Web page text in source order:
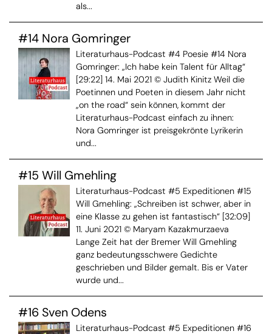
als...
#14 Nora Gomringer
Literaturhaus-Podcast #4 Poesie #14 Nora
Gomringer: „Ich habe kein Talent für Alltag“
[29:22] 14. Mai 2021 © Judith Kinitz Weil die
Poetinnen und Poeten in diesem Jahr nicht
„on the road“ sein können, kommt der
Literaturhaus-Podcast einfach zu ihnen:
Nora Gomringer ist preisgekrönte Lyrikerin
und...
#15 Will Gmehling
Literaturhaus-Podcast #5 Expeditionen #15
Will Gmehling: „Schreiben ist schwer, aber in
eine Klasse zu gehen ist fantastisch“ [32:09]
11. Juni 2021 © Maryam Kazakmurzaeva
Lange Zeit hat der Bremer Will Gmehling
ganz bedeutungsschwere Gedichte
geschrieben und Bilder gemalt. Bis er Vater
wurde und...
#16 Sven Odens
Literaturhaus-Podcast #5 Expeditionen #16